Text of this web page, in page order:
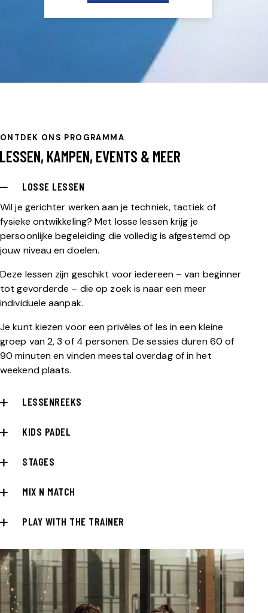
ONTDEK ONS PROGRAMMA
LESSEN, KAMPEN, EVENTS & MEER
LOSSE LESSEN
Wil je gerichter werken aan je techniek, tactiek of
fysieke ontwikkeling? Met losse lessen krijg je
persoonlijke begeleiding die volledig is afgestemd op
jouw niveau en doelen.
Deze lessen zijn geschikt voor iedereen – van beginner
tot gevorderde – die op zoek is naar een meer
individuele aanpak.
Je kunt kiezen voor een privéles of les in een kleine
groep van 2, 3 of 4 personen. De sessies duren 60 of
90 minuten en vinden meestal overdag of in het
weekend plaats.
LESSENREEKS
KIDS PADEL
STAGES
MIX N MATCH
PLAY WITH THE TRAINER